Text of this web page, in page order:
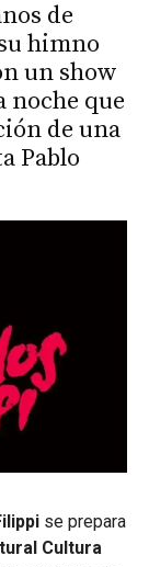
de
himno
un show
noche que
de una
Pablo
se prepara
Cultura